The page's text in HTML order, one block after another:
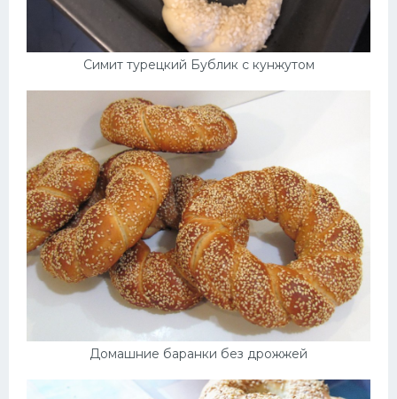
Симит турецкий Бублик с кунжутом
Домашние баранки без дрожжей